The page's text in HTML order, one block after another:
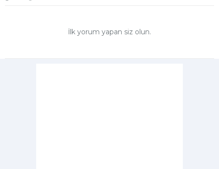
İlk yorum yapan siz olun.